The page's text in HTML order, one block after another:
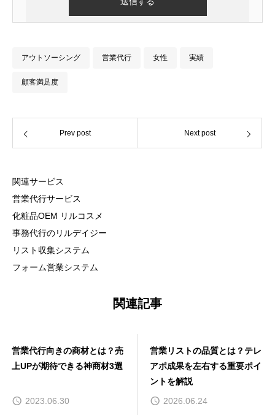
アウトソーシング 営業代行 女性 実績
顧客満足度
Prev post Next post
関連サービス
営業代行サービス
化粧品OEM リルコスメ
事務代行のリルデイジー
リスト収集システム
フォーム営業システム
関連記事
営業代行向きの商材とは？売
上UPが期待できる神商材3選
2023.06.30
営業リストの品質とは？テレ
アポ成果を左右する重要ポイ
ントを解説
2026.06.24